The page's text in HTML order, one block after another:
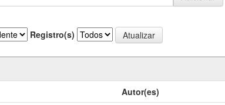
Registro(s)
Autor(es)